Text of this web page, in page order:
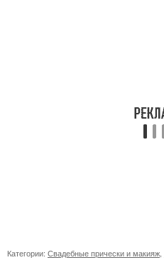
Категории: Свадебные прически и макияж